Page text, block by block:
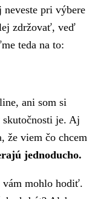
neveste pri výbere
zdržovať, veď
teda na to:
ani som si
skutočnosti je. Aj
že viem čo chcem
jednoducho.
vám mohlo hodiť.